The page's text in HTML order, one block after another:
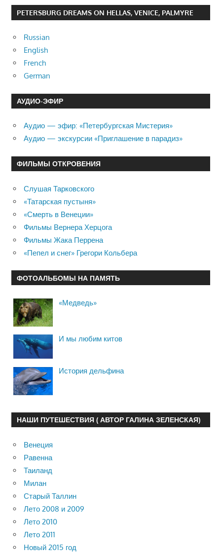
PETERSBURG DREAMS ON HELLAS, VENICE, PALMYRE
Russian
English
French
German
АУДИО-ЭФИР
Аудио — эфир: «Петербургская Мистерия»
Аудио — экскурсии «Приглашение в парадиз»
ФИЛЬМЫ ОТКРОВЕНИЯ
Слушая Тарковского
«Татарская пустыня»
«Смерть в Венеции»
Фильмы Вернера Херцога
Фильмы Жака Перрена
«Пепел и снег» Грегори Кольбера
ФОТОАЛЬБОМЫ НА ПАМЯТЬ
«Медведь»
И мы любим китов
История дельфина
НАШИ ПУТЕШЕСТВИЯ ( АВТОР ГАЛИНА ЗЕЛЕНСКАЯ)
Венеция
Равенна
Таиланд
Милан
Старый Таллин
Лето 2008 и 2009
Лето 2010
Лето 2011
Новый 2015 год